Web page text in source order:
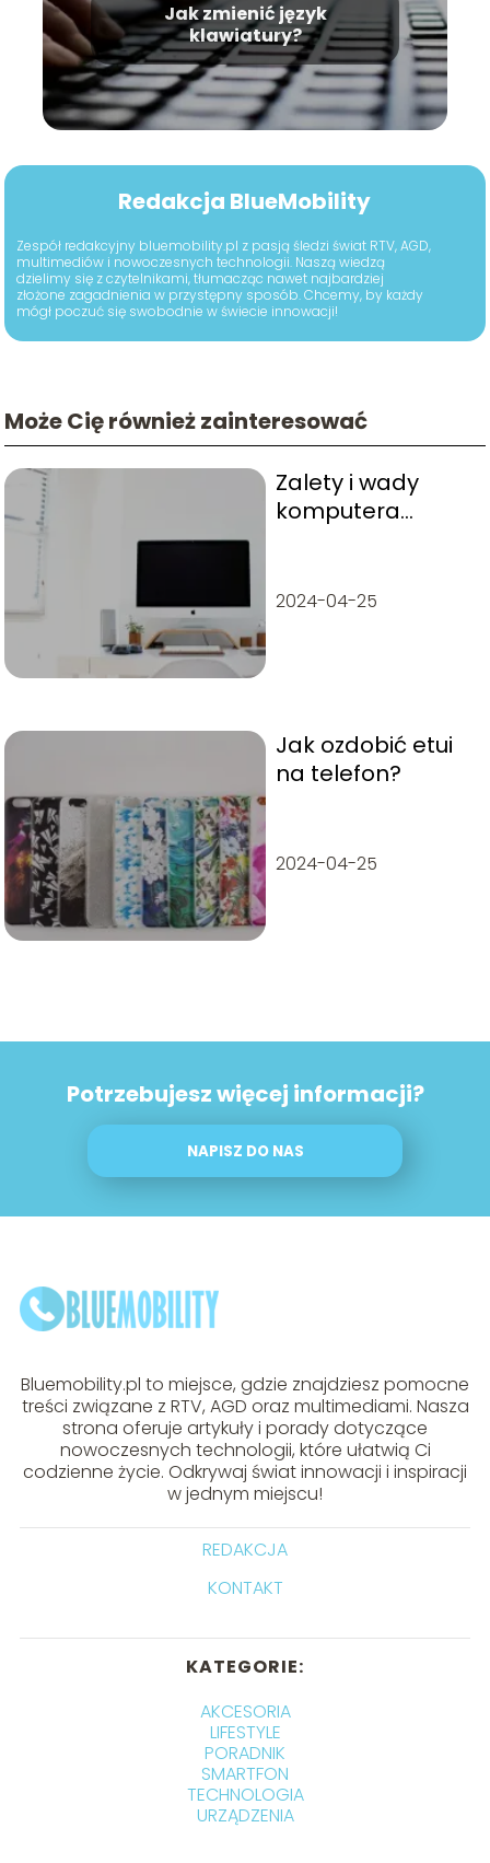
Jak zmienić język
klawiatury?
Redakcja BlueMobility
Zespół redakcyjny bluemobility.pl z pasją śledzi świat RTV, AGD,
multimediów i nowoczesnych technologii. Naszą wiedzą
dzielimy się z czytelnikami, tłumacząc nawet najbardziej
złożone zagadnienia w przystępny sposób. Chcemy, by każdy
mógł poczuć się swobodnie w świecie innowacji!
Może Cię również zainteresować
Zalety i wady
komputera
2024-04-25
Jak ozdobić etui
na telefon?
2024-04-25
Potrzebujesz więcej informacji?
NAPISZ DO NAS
Bluemobility.pl to miejsce, gdzie znajdziesz pomocne
treści związane z RTV, AGD oraz multimediami. Nasza
strona oferuje artykuły i porady dotyczące
nowoczesnych technologii, które ułatwią Ci
codzienne życie. Odkrywaj świat innowacji i inspiracji
w jednym miejscu!
REDAKCJA
KONTAKT
KATEGORIE:
AKCESORIA
LIFESTYLE
PORADNIK
SMARTFON
TECHNOLOGIA
URZĄDZENIA